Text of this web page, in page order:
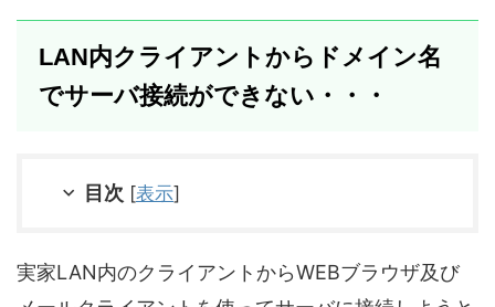
LAN内クライアントからドメイン名
でサーバ接続ができない・・・
目次 [表示]
実家LAN内のクライアントからWEBブラウザ及び